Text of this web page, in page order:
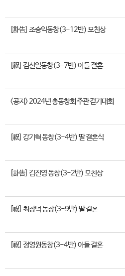
[訃告] 조승익동창(3-12반) 모친상
[祝] 김선일동창(3-7반) 아들 결혼
<공지> 2024년 총동창회 주관 걷기대회
[祝] 강기혁 동창(3-4반) 딸 결혼식
[訃告] 김진영 동창(3-2반) 모친상
[祝] 최창덕 동창(3-9반) 딸 결혼
[祝] 정영원동창(3-4반) 아들 결혼